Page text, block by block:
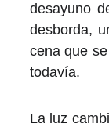
desayuno
desborda,
cena que
todavía.
La luz